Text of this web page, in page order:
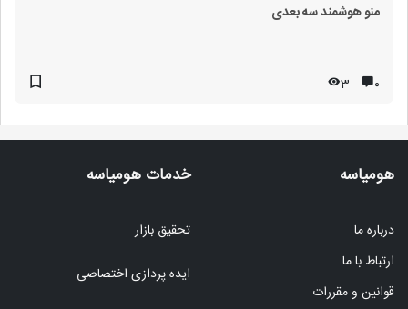
منو هوشمند سه بعدی
۰ 3
هومیاسه
درباره ما
ارتباط با ما
قوانین و مقررات
خدمات هومیاسه
تحقیق بازار
ایده پردازی اختصاصی